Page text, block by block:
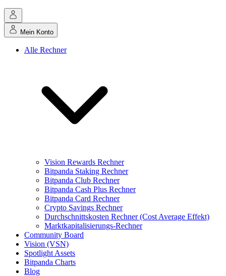
Mein Konto
Alle Rechner
Vision Rewards Rechner
Bitpanda Staking Rechner
Bitpanda Club Rechner
Bitpanda Cash Plus Rechner
Bitpanda Card Rechner
Crypto Savings Rechner
Durchschnittskosten Rechner (Cost Average Effekt)
Marktkapitalisierungs-Rechner
Community Board
Vision (VSN)
Spotlight Assets
Bitpanda Charts
Blog